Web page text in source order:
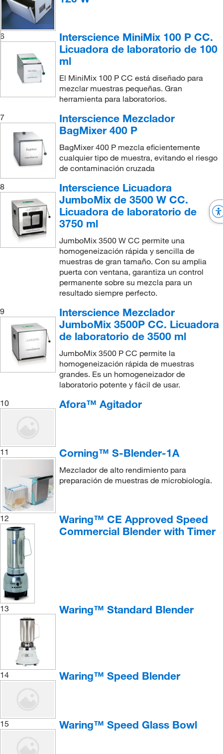
6
Interscience MiniMix 100 P CC.
Licuadora de laboratorio de 100
ml
El MiniMix 100 P CC está diseñado para
mezclar muestras pequeñas. Gran
herramienta para laboratorios.
7
Interscience Mezclador
BagMixer 400 P
BagMixer 400 P mezcla eficientemente
cualquier tipo de muestra, evitando el riesgo
de contaminación cruzada
8
Interscience Licuadora
JumboMix de 3500 W CC.
Licuadora de laboratorio de
3750 ml
JumboMix 3500 W CC permite una
homogeneización rápida y sencilla de
muestras de gran tamaño. Con su amplia
puerta con ventana, garantiza un control
permanente sobre su mezcla para un
resultado siempre perfecto.
9
Interscience Mezclador
JumboMix 3500P CC. Licuadora
de laboratorio de 3500 ml
JumboMix 3500 P CC permite la
homogeneización rápida de muestras
grandes. Es un homogeneizador de
laboratorio potente y fácil de usar.
10
Afora™ Agitador
11 Corning™ S-Blender-1A
Mezclador de alto rendimiento para
preparación de muestras de microbiología.
12
Waring™ CE Approved Speed
Commercial Blender with Timer
13 Waring™ Standard Blender
14 Waring™ Speed Blender
15 Waring™ Speed Glass Bowl